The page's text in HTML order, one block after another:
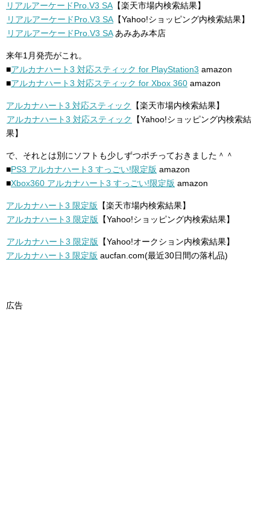
リアルアーケードPro.V3 SA 【楽天市場内検索結果】
リアルアーケードPro.V3 SA 【Yahoo!ショッピング内検索結果】
リアルアーケードPro.V3 SAあみあみ本店
来年1月発売がこれ。
■アルカナハート3 対応スティック for PlayStation3 amazon
■アルカナハート3 対応スティック for Xbox 360 amazon
アルカナハート3 対応スティック
【楽天市場内検索結果】
アルカナハート3 対応スティック
【Yahoo!ショッピング内検索結
果】
で、それとは別にソフトも少しずつポチっておきました＾＾
■PS3 アルカナハート3 すっごい!限定版 amazon
■Xbox360 アルカナハート3 すっごい!限定版 amazon
アルカナハート3 限定版 【楽天市場内検索結果】
アルカナハート3 限定版 【Yahoo!ショッピング内検索結果】
アルカナハート3 限定版 【Yahoo!オークション内検索結果】
アルカナハート3 限定版 aucfan.com(最近30日間の落札品)
広告